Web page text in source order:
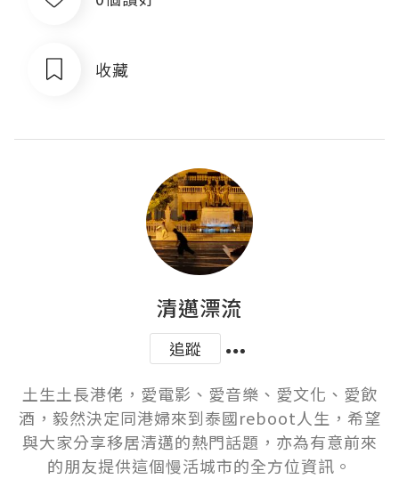
收藏
清邁漂流
追蹤
土生土長港佬，愛電影、愛音樂、愛文化、愛飲
酒，毅然決定同港婦來到泰國reboot人生，希望
與大家分享移居清邁的熱門話題，亦為有意前來
的朋友提供這個慢活城市的全方位資訊。